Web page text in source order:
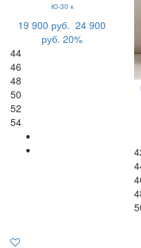
Ю-30 к
19 900 руб. 24 900
руб. 20%
44
46
48
50
52
54